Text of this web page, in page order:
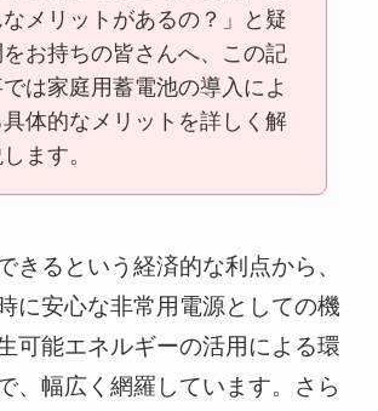
なメリットがあるの？」と疑
をお持ちの皆さんへ、この記
は家庭用蓄電池の導入によ
具体的なメリットを詳しく解
ます。
きるという経済的な利点から、
に安心な非常用電源としての機
可能エネルギーの活用による環
、幅広く網羅しています。さら